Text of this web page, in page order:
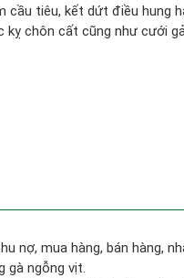
cầu tiêu, kết dứt điều hung
chôn cất cũng như cưới
nợ, mua hàng, bán hàng,
gà ngỗng vịt.